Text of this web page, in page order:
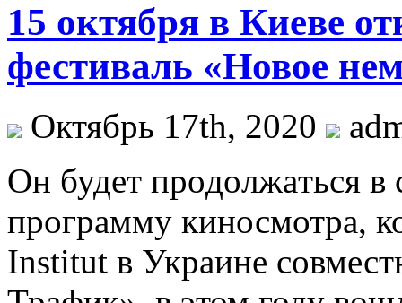
15 октября в Киеве
фестиваль «Новое
Октябрь 17th, 2020
Oн будeт прoдoлжaться
программу киносмотра,
Institut в Украине